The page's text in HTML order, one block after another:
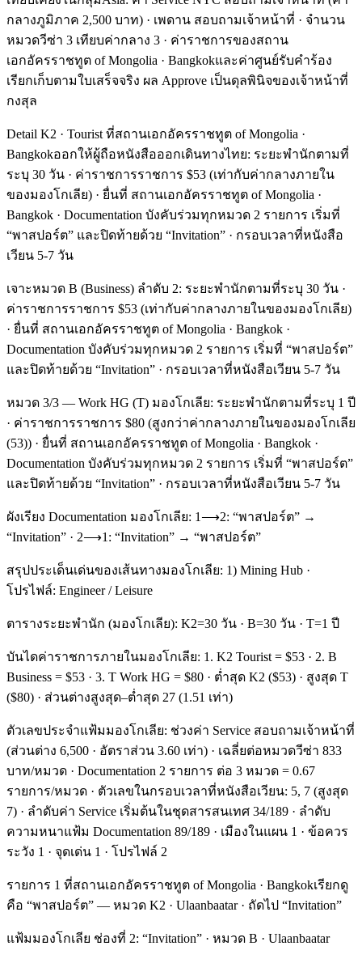
กลางภูมิภาค 2,500 บาท) · เพดาน สอบถามเจ้าหน้าที่ · จำนวน
หมวดวีซ่า 3 เทียบค่ากลาง 3 · ค่าราชการของสถาน
เอกอัครราชทูต of Mongolia · Bangkokและค่าศูนย์รับคำร้อง
เรียกเก็บตามใบเสร็จจริง ผล Approve เป็นดุลพินิจของเจ้าหน้าที่
กงสุล
Detail K2 · Tourist ที่สถานเอกอัครราชทูต of Mongolia ·
Bangkokออกให้ผู้ถือหนังสือออกเดินทางไทย: ระยะพำนักตามที่
ระบุ 30 วัน · ค่าราชการราชการ $53 (เท่ากับค่ากลางภายใน
ของมองโกเลีย) · ยื่นที่ สถานเอกอัครราชทูต of Mongolia ·
Bangkok · Documentation บังคับร่วมทุกหมวด 2 รายการ เริ่มที่
“พาสปอร์ต” และปิดท้ายด้วย “Invitation” · กรอบเวลาที่หนังสือ
เวียน 5-7 วัน
เจาะหมวด B (Business) ลำดับ 2: ระยะพำนักตามที่ระบุ 30 วัน ·
ค่าราชการราชการ $53 (เท่ากับค่ากลางภายในของมองโกเลีย)
· ยื่นที่ สถานเอกอัครราชทูต of Mongolia · Bangkok ·
Documentation บังคับร่วมทุกหมวด 2 รายการ เริ่มที่ “พาสปอร์ต”
และปิดท้ายด้วย “Invitation” · กรอบเวลาที่หนังสือเวียน 5-7 วัน
หมวด 3/3 — Work HG (T) มองโกเลีย: ระยะพำนักตามที่ระบุ 1 ปี
· ค่าราชการราชการ $80 (สูงกว่าค่ากลางภายในของมองโกเลีย
(53)) · ยื่นที่ สถานเอกอัครราชทูต of Mongolia · Bangkok ·
Documentation บังคับร่วมทุกหมวด 2 รายการ เริ่มที่ “พาสปอร์ต”
และปิดท้ายด้วย “Invitation” · กรอบเวลาที่หนังสือเวียน 5-7 วัน
ผังเรียง Documentation มองโกเลีย: 1⟶2: “พาสปอร์ต” →
“Invitation” · 2⟶1: “Invitation” → “พาสปอร์ต”
สรุปประเด็นเด่นของเส้นทางมองโกเลีย: 1) Mining Hub ·
โปรไฟล์: Engineer / Leisure
ตารางระยะพำนัก (มองโกเลีย): K2=30 วัน · B=30 วัน · T=1 ปี
บันไดค่าราชการภายในมองโกเลีย: 1. K2 Tourist = $53 · 2. B
Business = $53 · 3. T Work HG = $80 · ต่ำสุด K2 ($53) · สูงสุด T
($80) · ส่วนต่างสูงสุด–ต่ำสุด 27 (1.51 เท่า)
ตัวเลขประจำแฟ้มมองโกเลีย: ช่วงค่า Service สอบถามเจ้าหน้าที่
(ส่วนต่าง 6,500 · อัตราส่วน 3.60 เท่า) · เฉลี่ยต่อหมวดวีซ่า 833
บาท/หมวด · Documentation 2 รายการ ต่อ 3 หมวด = 0.67
รายการ/หมวด · ตัวเลขในกรอบเวลาที่หนังสือเวียน: 5, 7 (สูงสุด
7) · ลำดับค่า Service เริ่มต้นในชุดสารสนเทศ 34/189 · ลำดับ
ความหนาแฟ้ม Documentation 89/189 · เมืองในแผน 1 · ข้อควร
ระวัง 1 · จุดเด่น 1 · โปรไฟล์ 2
รายการ 1 ที่สถานเอกอัครราชทูต of Mongolia · Bangkokเรียกดู
คือ “พาสปอร์ต” — หมวด K2 · Ulaanbaatar · ถัดไป “Invitation”
แฟ้มมองโกเลีย ช่องที่ 2: “Invitation” · หมวด B · Ulaanbaatar